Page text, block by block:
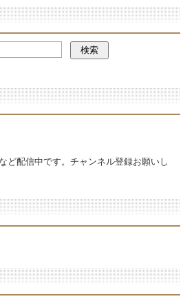
ど配信中です。チャンネル登録お願いし